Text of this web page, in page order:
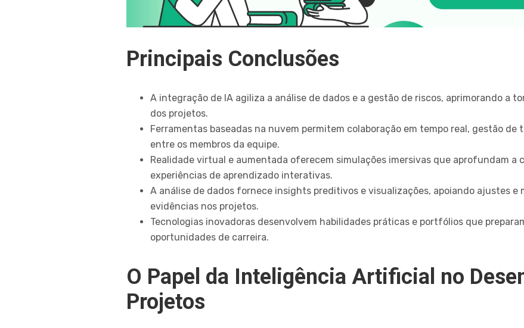
Principais Conclusões
A integração de IA agiliza a análise de dados e a gestão de riscos, aprimorando a
dos projetos.
Ferramentas baseadas na nuvem permitem colaboração em tempo real, gestão
entre os membros da equipe.
Realidade virtual e aumentada oferecem simulações imersivas que aprofundam a
experiências de aprendizado interativas.
A análise de dados fornece insights preditivos e visualizações, apoiando ajustes e
evidências nos projetos.
Tecnologias inovadoras desenvolvem habilidades práticas e portfólios que
oportunidades de carreira.
O Papel da Inteligência Artificial no
Projetos